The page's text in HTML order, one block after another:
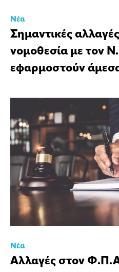
Νέα
Σημαντικές
νομοθεσία με τον
εφαρμοστούν
Νέα
Αλλαγές στον